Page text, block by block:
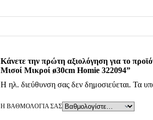
Κάνετε την πρώτη αξιολόγηση για το
Μισοί Μικροί ø30cm Homie 322094”
Η ηλ. διεύθυνση σας δεν δημοσιεύεται. Τα
Η ΒΑΘΜΟΛΟΓΊΑ ΣΑΣ